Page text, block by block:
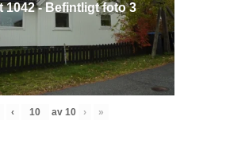
1042 - Befintligt foto 3
‹ av 10 › »